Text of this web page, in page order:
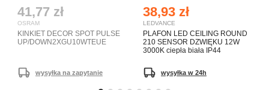
41,77 zł
OSRAM
KINKIET DECOR SPOT PULSE
UP/DOWN2XGU10WTEUE
wysyłka na zapytanie
38,93 zł
LEDVANCE
PLAFON LED CEILING ROUND
210 SENSOR DZWIĘKU 12W
3000K ciepła biała IP44
wysyłka w 24h